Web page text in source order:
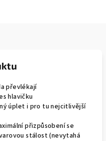
převlékají
hlavičku
úplet i pro tu nejcitlivější
přizpůsobení se
stálost (nevytahá